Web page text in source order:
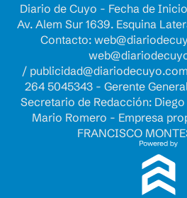
Diario de Cuyo - Fecha de
Av. Alem Sur 1639. Esquina
Contacto:
/
264 5045343 - Gerente
Secretario de Redacción:
Mario Romero - Empresa
FRANCISCO